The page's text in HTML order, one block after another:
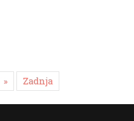
» Zadnja